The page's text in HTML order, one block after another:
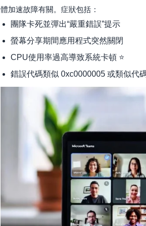
體加速故障有關。症狀包括：
團隊卡死並彈出“嚴重錯誤”提示
螢幕分享期間應用程式突然關閉
CPU使用率過高導致系統卡頓 ⭐
錯誤代碼類似 0xc0000005 或類似代